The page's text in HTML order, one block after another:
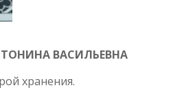
ВАСИЛЬЕВНА
хранения.